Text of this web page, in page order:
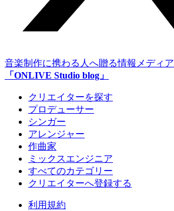
音楽制作に携わる人へ贈る情報メディア
「ONLIVE Studio blog」
クリエイターを探す
プロデューサー
シンガー
アレンジャー
作曲家
ミックスエンジニア
すべてのカテゴリー
クリエイターへ登録する
利用規約